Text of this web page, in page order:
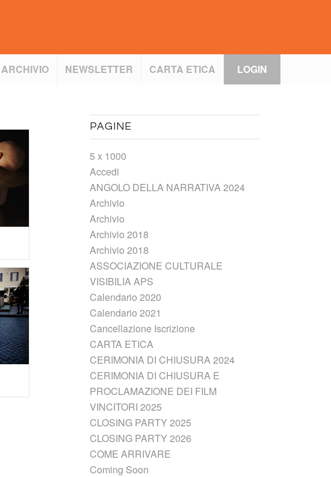
ARCHIVIO NEWSLETTER CARTA ETICA LOGIN
PAGINE
5 x 1000
Accedi
ANGOLO DELLA NARRATIVA 2024
Archivio
Archivio
Archivio 2018
Archivio 2018
ASSOCIAZIONE CULTURALE
VISIBILIA APS
Calendario 2020
Calendario 2021
Cancellazione Iscrizione
CARTA ETICA
CERIMONIA DI CHIUSURA 2024
CERIMONIA DI CHIUSURA E
PROCLAMAZIONE DEI FILM
VINCITORI 2025
CLOSING PARTY 2025
CLOSING PARTY 2026
COME ARRIVARE
Coming Soon